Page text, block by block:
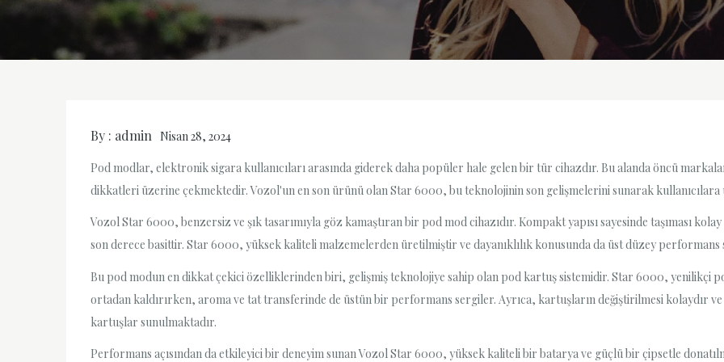
By : admin Nisan 28, 2024
Pod modlar, elektronik sigara kullanıcıları arasında giderek daha popüler hale gelen bir tür cihazdır. Bu alanda öncü
dikkatleri üzerine çekmektedir. Vozol'un en son ürünü olan Star 6000, bu teknolojinin son gelişmelerini sunarak kullanıcılara
Vozol Star 6000, benzersiz ve şık tasarımıyla göz kamaştıran bir pod mod cihazıdır. Kompakt yapısı sayesinde taşıması
son derece basittir. Star 6000, yüksek kaliteli malzemelerden üretilmiştir ve dayanıklılık konusunda da üst düzey performans
Bu pod modun en dikkat çekici özelliklerinden biri, gelişmiş teknolojiye sahip olan pod kartuş sistemidir. Star 6000, yenilikçi
ortadan kaldırırken, aroma ve tat transferinde de üstün bir performans sergiler. Ayrıca, kartuşların değiştirilmesi kolaydır
kartuşlar sunulmaktadır.
Performans açısından da etkileyici bir deneyim sunan Vozol Star 6000, yüksek kaliteli bir batarya ve güçlü bir çipsetle